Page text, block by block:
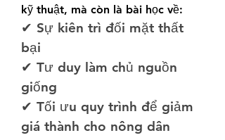
kỹ thuật, mà còn là bài học về:
✔ Sự kiên trì đối mặt thất
bại
✔ Tư duy làm chủ nguồn
giống
✔ Tối ưu quy trình để giảm
giá thành cho nông dân